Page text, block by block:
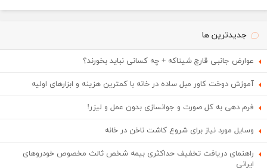
جدیدترین ها
عوارض جانبی قارچ شیتاکه + چه کسانی نباید بخورند؟
آموزش دوخت کاور مبل ساده در خانه با کمترین هزینه و ابزارهای اولیه
فرم دهی به کل صورت و جوانسازی بدون عمل و لیزر!
وسایل مورد نیاز برای شروع کاشت ناخن در خانه
راهنمای دریافت تخفیف حداکثری بیمه شخص ثالث مخصوص خودروهای
ایرانی